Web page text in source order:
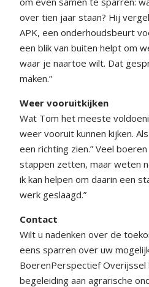
over tien jaar staan? Hij
APK, een onderhoudsbeurt
een blik van buiten helpt om
waar je naartoe wilt. Dat
maken.”
Weer vooruitkijken
Wat Tom het meeste
weer vooruit kunnen kijken.
een richting zien.” Veel
stappen zetten, maar weten
ik kan helpen om daarin een
werk geslaagd.”
Contact
Wilt u nadenken over de
eens sparren over uw
BoerenPerspectief Overijssel
begeleiding aan agrarische